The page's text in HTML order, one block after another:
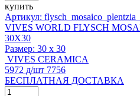
купить
Артикул:
VIVES WORLD FLYSCH
30X30
Размер: 30 x 30
VIVES CERAMICA
5972 д/шт 7756
БЕСПЛАТНАЯ ДОСТАВКА